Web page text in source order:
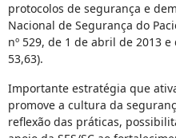
protocolos de segurança e
Nacional de Segurança do
nº 529, de 1 de abril de 2013
53,63).
Importante estratégia que
promove a cultura da
reflexão das práticas,